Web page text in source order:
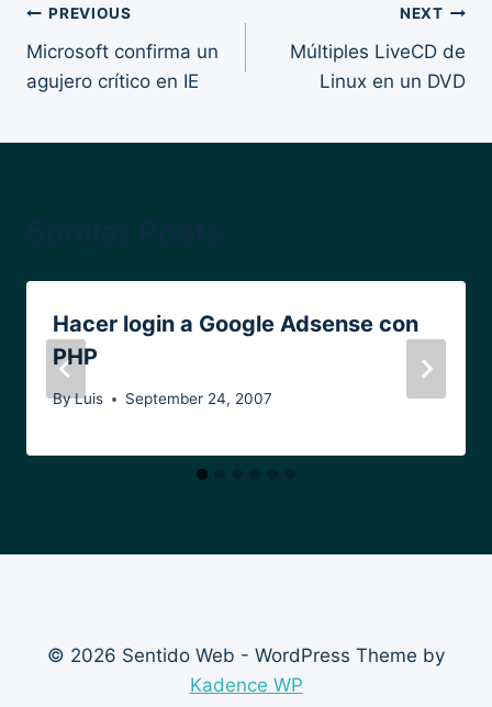
Post
navigation
PREVIOUS
Microsoft confirma un
agujero crítico en IE
NEXT
Múltiples LiveCD de
Linux en un DVD
Hacer login a Google Adsense con
PHP
ByLuis September 24, 2007
© 2026 Sentido Web - WordPress Theme by
Kadence WP